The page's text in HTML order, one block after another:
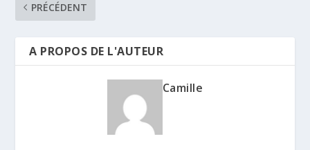
PRÉCÉDENT
A PROPOS DE L'AUTEUR
Camille